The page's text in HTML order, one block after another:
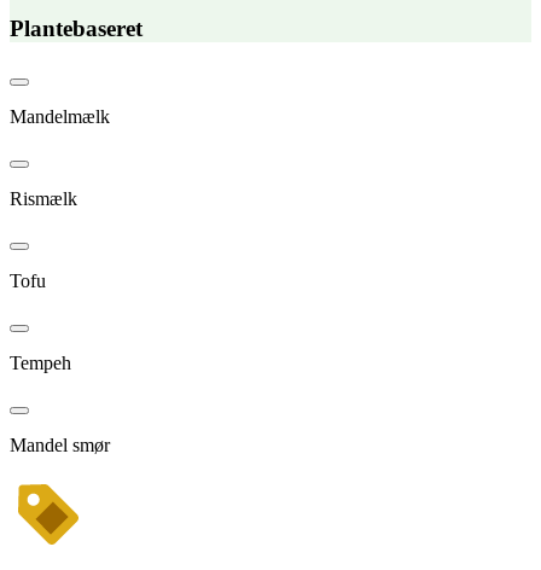
Plantebaseret
Mandelmælk
Rismælk
Tofu
Tempeh
Mandel smør